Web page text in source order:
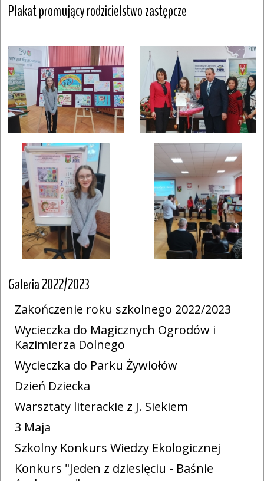
Plakat promujący rodzicielstwo zastępcze
Galeria 2022/2023
Zakończenie roku szkolnego 2022/2023
Wycieczka do Magicznych Ogrodów i
Kazimierza Dolnego
Wycieczka do Parku Żywiołów
Dzień Dziecka
Warsztaty literackie z J. Siekiem
3 Maja
Szkolny Konkurs Wiedzy Ekologicznej
Konkurs "Jeden z dziesięciu - Baśnie